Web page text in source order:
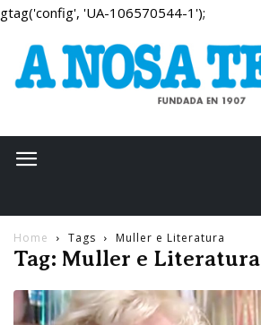
gtag('config', 'UA-106570544-1');
Home Tags Muller e Literatura
Tag: Muller e Literatura